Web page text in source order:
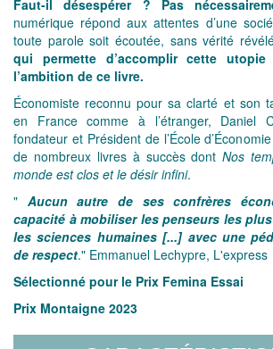
Faut-il désespérer ? Pas
numérique répond aux attentes d’une
toute parole soit écoutée, sans vérité
qui permette d’accomplir cette
l’ambition de ce livre.
Économiste reconnu pour sa clarté et son
en France comme à l’étranger, Daniel
fondateur et Président de l’École
de nombreux livres à succès dontNos
monde est clos et le désir infini.
" Aucun autre de ses confrères
capacité à mobiliser les penseurs les
les sciences humaines [...] avec une
de respect." Emmanuel Lechypre, L'express
Sélectionné pour le Prix Femina Essai
Prix Montaigne 2023